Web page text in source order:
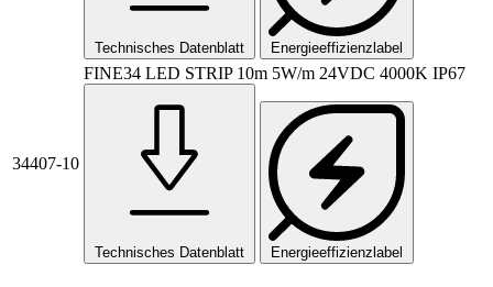
Technisches Datenblatt Energieeffizienzlabel
34407-10
FINE34 LED STRIP 10m 5W/m 24VDC 4000K IP67
Technisches Datenblatt Energieeffizienzlabel